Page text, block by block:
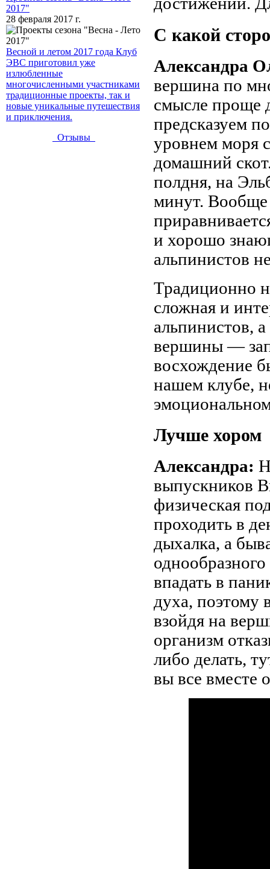
2017"
28 февраля 2017 г.
Весной и летом 2017 года Клуб
ЭВС приготовил уже
излюбленные
многочисленными участниками
традиционные проекты, так и
новые уникальные путешествия
и приключения.
Отзывы
С какой
Александра
вершина по
смысле проще
предсказуем
уровнем моря
домашний
полдня, на
минут. Вообще
и хорошо
альпинистов
Традиционно
сложная и
альпинистов,
вершины —
восхождение
нашем клубе,
Лучше хором
Александра:
выпускников
физическая
проходить в
дыхалка, а
впадать в
духа, поэтому
взойдя на
организм
либо делать,
вы все вместе